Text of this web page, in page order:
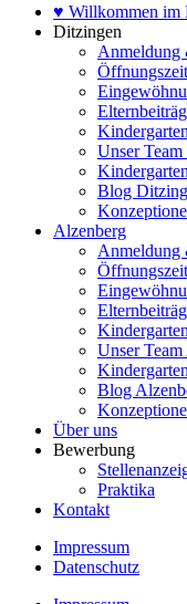
♥ Willkommen im
Ditzingen
Anmeldung
Unser
Blog
Alzenberg
Anmeldung
Unser
Blog
Über uns
Bewerbung
Praktika
Kontakt
Impressum
Datenschutz